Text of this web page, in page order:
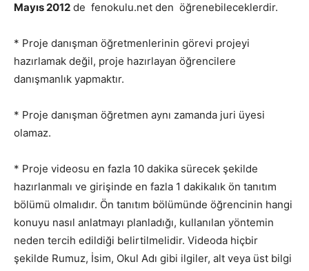
Mayıs 2012 de fenokulu.net den öğrenebileceklerdir.
* Proje danışman öğretmenlerinin görevi projeyi
hazırlamak değil, proje hazırlayan öğrencilere
danışmanlık yapmaktır.
* Proje danışman öğretmen aynı zamanda juri üyesi
olamaz.
* Proje videosu en fazla 10 dakika sürecek şekilde
hazırlanmalı ve girişinde en fazla 1 dakikalık ön tanıtım
bölümü olmalıdır. Ön tanıtım bölümünde öğrencinin hangi
konuyu nasıl anlatmayı planladığı, kullanılan yöntemin
neden tercih edildiği belirtilmelidir. Videoda hiçbir
şekilde Rumuz, İsim, Okul Adı gibi ilgiler, alt veya üst bilgi